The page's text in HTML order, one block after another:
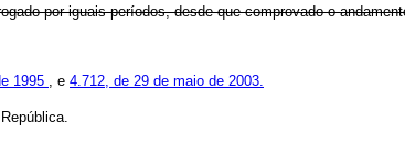
por iguais períodos, desde que comprovado o
1995 , e 4.712, de 29 de maio de 2003.